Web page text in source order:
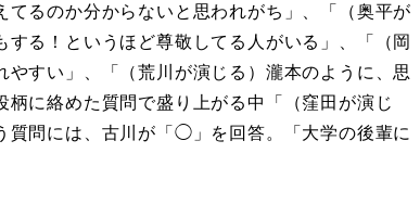
るのか分からないと思われがち」、「（奥平が
る！というほど尊敬してる人がいる」、「（岡
すい」、「（荒川が演じる）瀧本のように、思
に絡めた質問で盛り上がる中「（窪田が演じ
質問には、古川が「◯」を回答。「大学の後輩に